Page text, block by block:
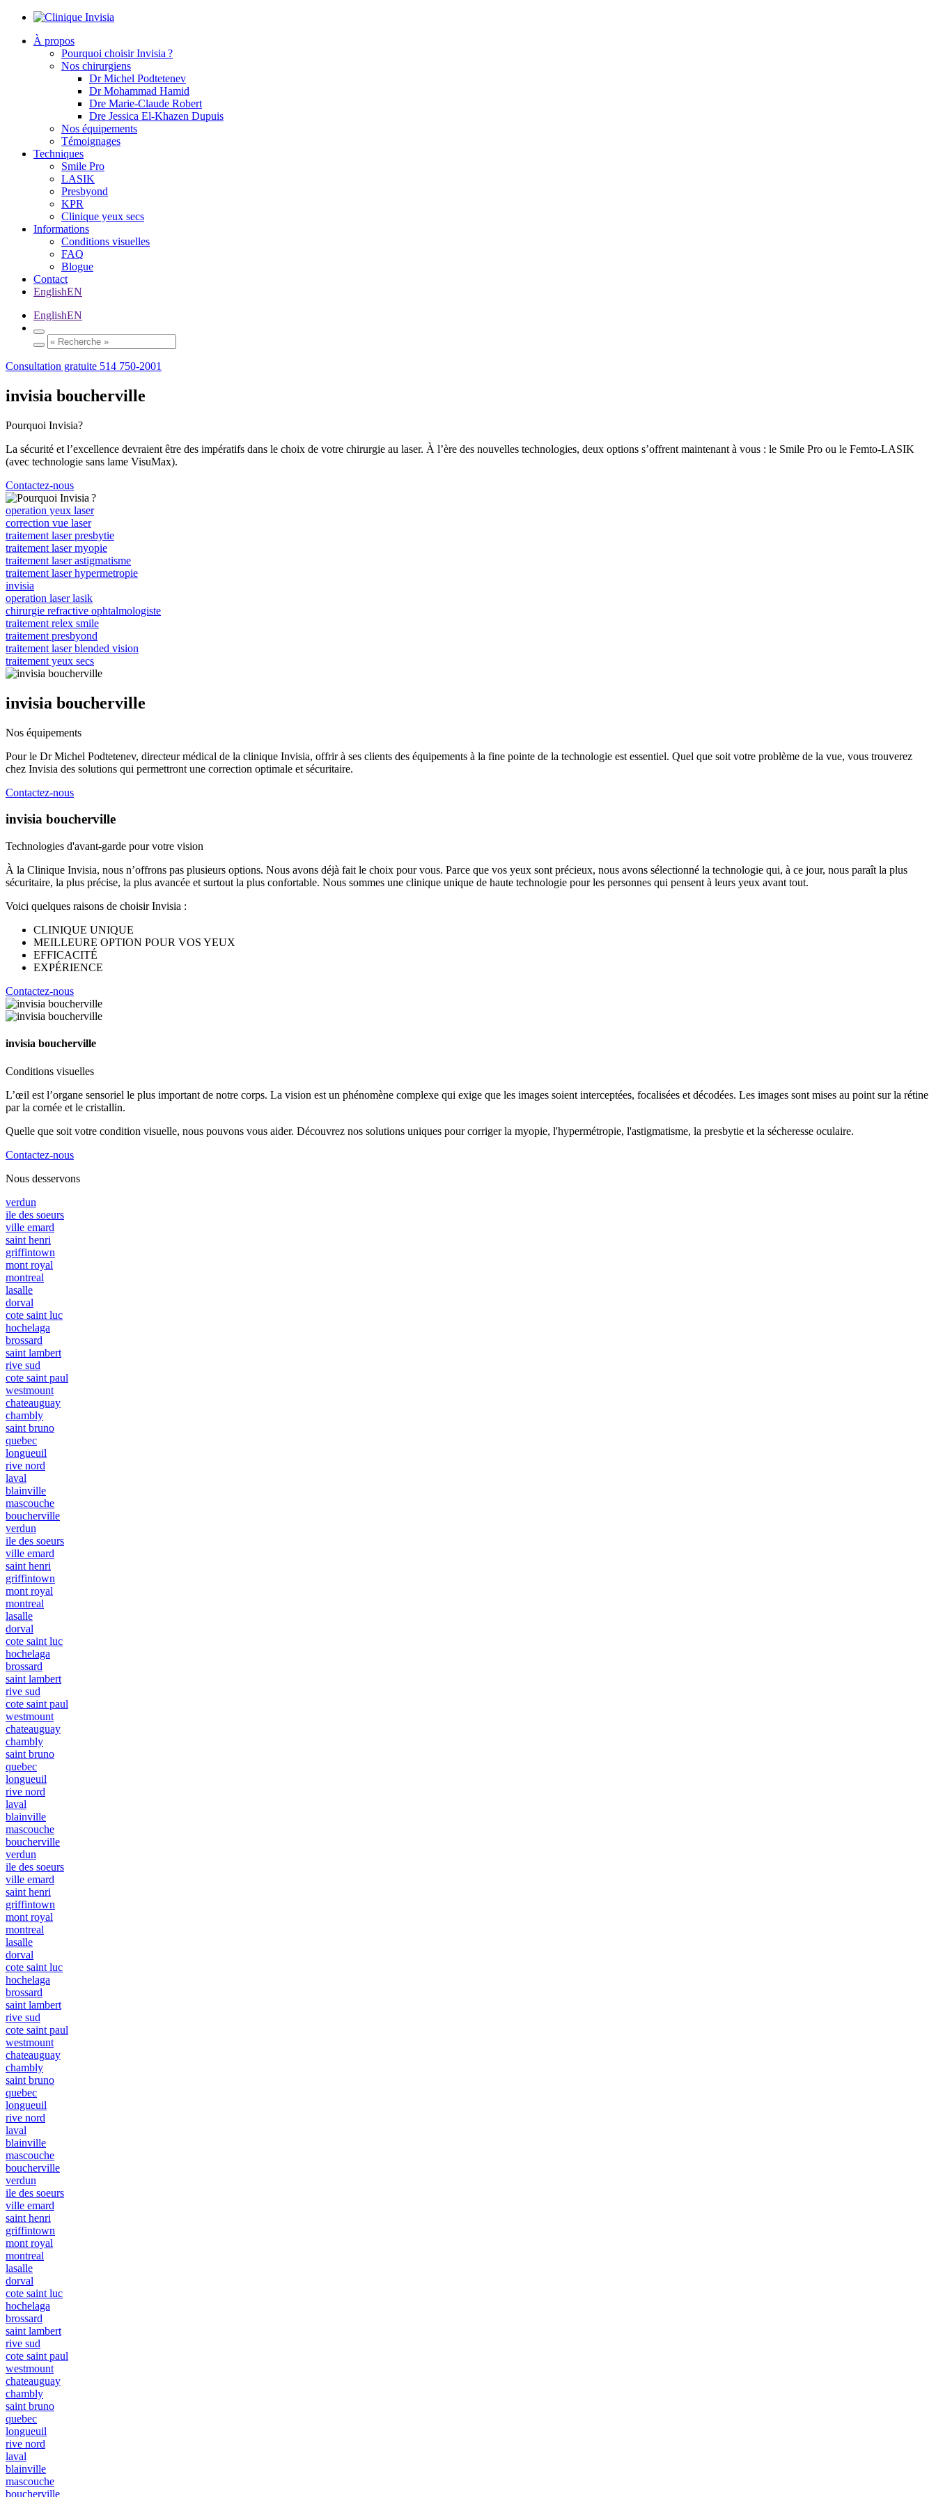
À propos
Pourquoi choisir Invisia ?
Nos chirurgiens
Dr Michel Podtetenev
Dr Mohammad Hamid
Dre Marie-Claude Robert
Dre Jessica El-Khazen Dupuis
Nos équipements
Témoignages
Techniques
Smile Pro
LASIK
Presbyond
KPR
Clinique yeux secs
Informations
Conditions visuelles
FAQ
Blogue
Contact
EnglishEN
EnglishEN
Consultation gratuite 514 750-2001
invisia boucherville
Pourquoi Invisia?
La sécurité et l’excellence devraient être des impératifs dans le choix de votre chirurgie au laser. À l’ère des nouvelles technologies, deux options s’offrent maintenant à vous : le Smile Pro ou le Femto-LASIK
(avec technologie sans lame VisuMax).
Contactez-nous
operation yeux laser
correction vue laser
traitement laser presbytie
traitement laser myopie
traitement laser astigmatisme
traitement laser hypermetropie
invisia
operation laser lasik
chirurgie refractive ophtalmologiste
traitement relex smile
traitement presbyond
traitement laser blended vision
traitement yeux secs
invisia boucherville
Nos équipements
Pour le Dr Michel Podtetenev, directeur médical de la clinique Invisia, offrir à ses clients des équipements à la fine pointe de la technologie est essentiel. Quel que soit votre problème de la vue, vous trouverez
chez Invisia des solutions qui permettront une correction optimale et sécuritaire.
Contactez-nous
invisia boucherville
Technologies d'avant-garde pour votre vision
À la Clinique Invisia, nous n’offrons pas plusieurs options. Nous avons déjà fait le choix pour vous. Parce que vos yeux sont précieux, nous avons sélectionné la technologie qui, à ce jour, nous paraît la plus
sécuritaire, la plus précise, la plus avancée et surtout la plus confortable. Nous sommes une clinique unique de haute technologie pour les personnes qui pensent à leurs yeux avant tout.
Voici quelques raisons de choisir Invisia :
CLINIQUE UNIQUE
MEILLEURE OPTION POUR VOS YEUX
EFFICACITÉ
EXPÉRIENCE
Contactez-nous
invisia boucherville
Conditions visuelles
L’œil est l’organe sensoriel le plus important de notre corps. La vision est un phénomène complexe qui exige que les images soient interceptées, focalisées et décodées. Les images sont mises au point sur la rétine
par la cornée et le cristallin.
Quelle que soit votre condition visuelle, nous pouvons vous aider. Découvrez nos solutions uniques pour corriger la myopie, l'hypermétropie, l'astigmatisme, la presbytie et la sécheresse oculaire.
Contactez-nous
Nous desservons
verdun
ile des soeurs
ville emard
saint henri
griffintown
mont royal
montreal
lasalle
dorval
cote saint luc
hochelaga
brossard
saint lambert
rive sud
cote saint paul
westmount
chateauguay
chambly
saint bruno
quebec
longueuil
rive nord
laval
blainville
mascouche
boucherville
verdun
ile des soeurs
ville emard
saint henri
griffintown
mont royal
montreal
lasalle
dorval
cote saint luc
hochelaga
brossard
saint lambert
rive sud
cote saint paul
westmount
chateauguay
chambly
saint bruno
quebec
longueuil
rive nord
laval
blainville
mascouche
boucherville
verdun
ile des soeurs
ville emard
saint henri
griffintown
mont royal
montreal
lasalle
dorval
cote saint luc
hochelaga
brossard
saint lambert
rive sud
cote saint paul
westmount
chateauguay
chambly
saint bruno
quebec
longueuil
rive nord
laval
blainville
mascouche
boucherville
verdun
ile des soeurs
ville emard
saint henri
griffintown
mont royal
montreal
lasalle
dorval
cote saint luc
hochelaga
brossard
saint lambert
rive sud
cote saint paul
westmount
chateauguay
chambly
saint bruno
quebec
longueuil
rive nord
laval
blainville
mascouche
boucherville